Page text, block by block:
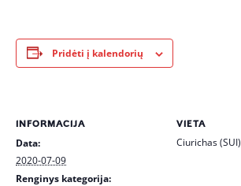
Pridėti į kalendorių
INFORMACIJA
Data:
2020-07-09
Renginys kategorija:
VIETA
Ciurichas (SUI)